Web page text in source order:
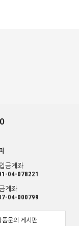
금계좌
04-078221
계좌
04-000799
품문의 게시판